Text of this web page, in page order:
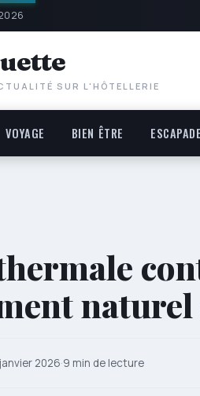
SUR L'HÔTELLERIE
VOYAGE BIEN ÊTRE ESCAPADE
naturel
2026·9 min de lecture